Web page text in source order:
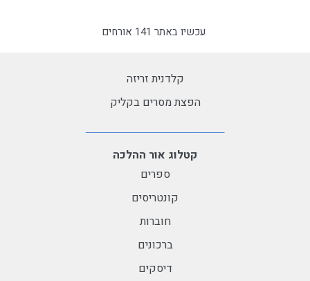
עכשיו באתר 141 אורחים
קלדנית זריזה
הפצת מסרים בקליק
קטלוג אור ההלכה
ספרים
קונטריסים
חוברות
ברכונים
דיסקים